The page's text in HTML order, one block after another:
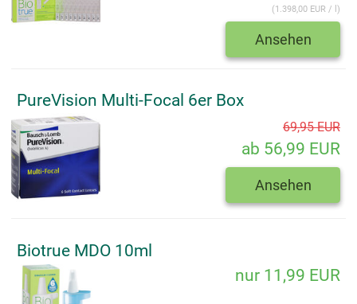
(1.398,00 EUR / l)
Ansehen
PureVision Multi-Focal 6er Box
69,95 EUR
ab 56,99 EUR
Ansehen
Biotrue MDO 10ml
nur 11,99 EUR